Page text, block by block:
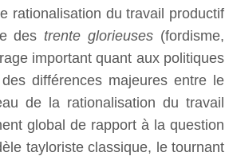
rationalisation du travail productif
destrente glorieuses (fordisme,
important quant aux politiques
différences majeures entre le
de la rationalisation du travail
global de rapport à la question
tayloriste classique, le tournant